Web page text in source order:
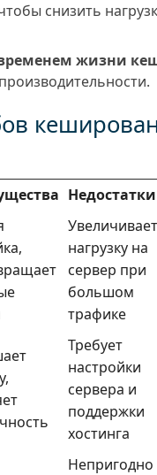
снизить
жизни
Недостатки
Увеличивает
нагрузку на
сервер при
большом
трафике
Требует
настройки
сервера и
поддержки
хостинга
Непригодно